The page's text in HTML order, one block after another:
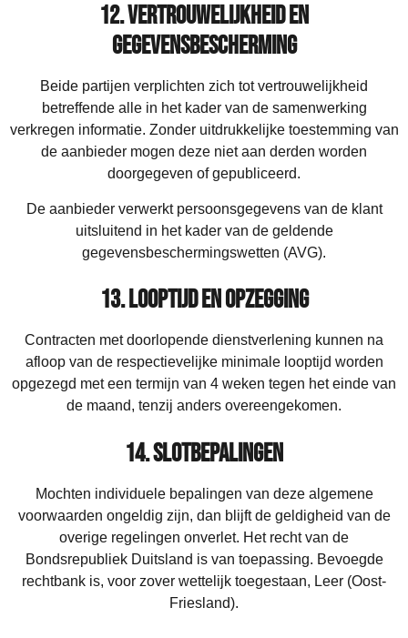
12. Vertrouwelijkheid en
gegevensbescherming
Beide partijen verplichten zich tot vertrouwelijkheid
betreffende alle in het kader van de samenwerking
verkregen informatie. Zonder uitdrukkelijke toestemming van
de aanbieder mogen deze niet aan derden worden
doorgegeven of gepubliceerd.
De aanbieder verwerkt persoonsgegevens van de klant
uitsluitend in het kader van de geldende
gegevensbeschermingswetten (AVG).
13. Looptijd en opzegging
Contracten met doorlopende dienstverlening kunnen na
afloop van de respectievelijke minimale looptijd worden
opgezegd met een termijn van 4 weken tegen het einde van
de maand, tenzij anders overeengekomen.
14. Slotbepalingen
Mochten individuele bepalingen van deze algemene
voorwaarden ongeldig zijn, dan blijft de geldigheid van de
overige regelingen onverlet. Het recht van de
Bondsrepubliek Duitsland is van toepassing. Bevoegde
rechtbank is, voor zover wettelijk toegestaan, Leer (Oost-
Friesland).